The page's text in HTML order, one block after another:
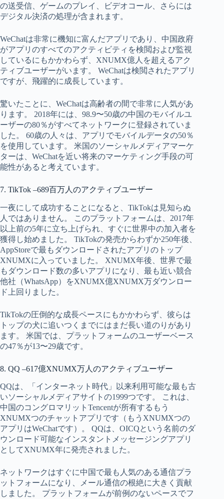
の送受信、ゲームのプレイ、ビデオコール、さらには
デジタル決済の処理が含まれます。
WeChatは非常に機知に富んだアプリであり、中国政府
がアプリのすべてのアクティビティを検閲および監視
しているにもかかわらず、XNUMX億人を超えるアク
ティブユーザーがいます。 WeChatは検閲されたアプリ
ですが、飛躍的に成長しています。
驚いたことに、WeChatは高齢者の間で非常に人気があ
ります。 2018年には、98.9〜50歳の中国のモバイルユ
ーザーの80％がすべてネットワークに登録されていま
した。 60歳の人々は、アプリでモバイルデータの50％
を使用しています。 米国のソーシャルメディアマーケ
ターは、WeChatを近い将来のマーケティング手段の可
能性があると考えています。
7. TikTok –689百万人のアクティブユーザー
一夜にして成功することになると、TikTokは見知らぬ
人ではありません。 このプラットフォームは、2017年
以上前の5年に立ち上げられ、すぐに世界中の加入者を
獲得し始めました。 TikTokの発売からわずか250年後、
AppStoreで最もダウンロードされたアプリのトップ
XNUMXに入っていました。 XNUMX年後、世界で最
もダウンロード数の多いアプリになり、最も近い競合
他社（WhatsApp）をXNUMX億XNUMX万ダウンロー
ド上回りました。
TikTokの圧倒的な成長ペースにもかかわらず、彼らは
トップの犬に追いつくまでにはまだ長い道のりがあり
ます。 米国では、プラットフォームのユーザーベース
の47％が13〜29歳です。
8. QQ –617億XNUMX万人のアクティブユーザー
QQは、「インターネット時代」以来利用可能な最も古
いソーシャルメディアサイトの1999つです。 これは、
中国のコングロマリットTencentが所有するもう
XNUMXつのチャットアプリです（もうXNUMXつの
アプリはWeChatです）。 QQは、OICQという名前のダ
ウンロード可能なインスタントメッセージングアプリ
としてXNUMX年に発売されました。
ネットワークはすぐに中国で最も人気のある通信プラ
ットフォームになり、メール通信の根絶に大きく貢献
しました。 プラットフォームが前例のないペースでフ